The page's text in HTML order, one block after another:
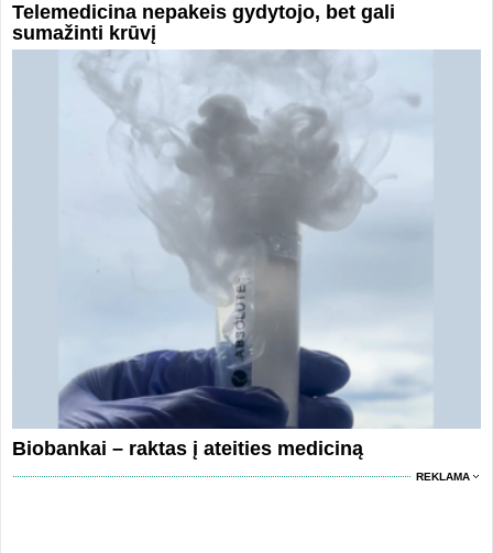
Telemedicina nepakeis gydytojo, bet gali
sumažinti krūvį
Biobankai – raktas į ateities mediciną
REKLAMA